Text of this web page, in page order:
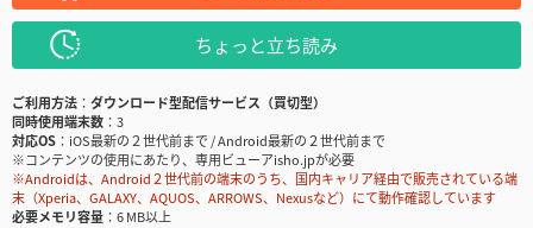
ちょっと立ち読み
ご利用方法
ダウンロード型配信サービス（買切型）
同時使用端末数
3
対応OS
iOS最新の２世代前まで / Android最新の２世代前まで
※コンテンツの使用にあたり、専用ビューアisho.jpが必要
※Androidは、Android２世代前の端末のうち、国内キャリア経由で販売されている端
末（Xperia、GALAXY、AQUOS、ARROWS、Nexusなど）にて動作確認しています
必要メモリ容量
6 MB以上